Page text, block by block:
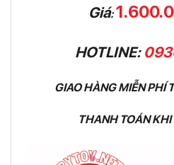
Giá:
HOTLINE:
GIAO HÀNG MIỄN PHÍ
THANH TOÁN